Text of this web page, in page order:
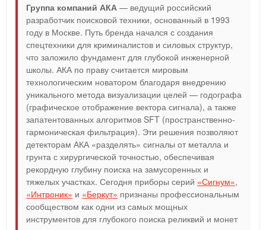
Группа компаний АКА — ведущий российский
разработчик поисковой техники, основанный в 1993
году в Москве. Путь бренда начался с создания
спецтехники для криминалистов и силовых структур,
что заложило фундамент для глубокой инженерной
школы. АКА по праву считается мировым
технологическим новатором благодаря внедрению
уникального метода визуализации целей — годографа
(графическое отображение вектора сигнала), а также
запатентованных алгоритмов SFT (пространственно-
гармоническая фильтрация). Эти решения позволяют
детекторам АКА «разделять» сигналы от металла и
грунта с хирургической точностью, обеспечивая
рекордную глубину поиска на замусоренных и
тяжелых участках. Сегодня приборы серий «Сигнум»,
«Интроник» и «Беркут» признаны профессиональным
сообществом как одни из самых мощных
инструментов для глубокого поиска реликвий и монет